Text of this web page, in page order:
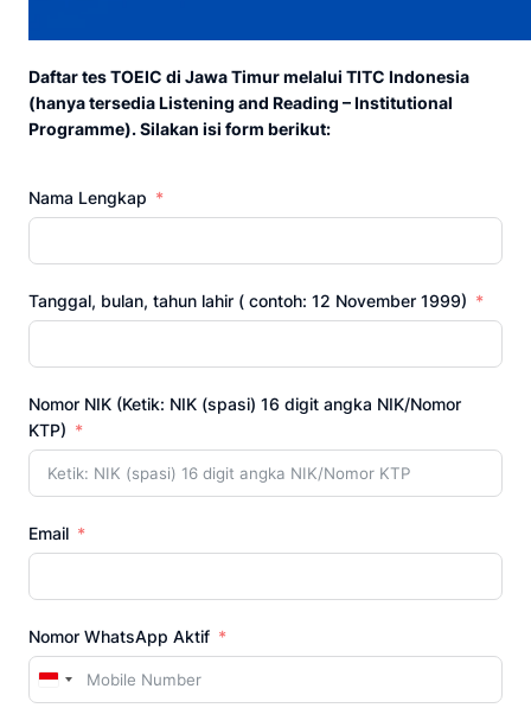
Daftar tes TOEIC di Jawa Timur melalui TITC Indonesia
(hanya tersedia Listening and Reading – Institutional
Programme). Silakan isi form berikut:
Nama Lengkap
Tanggal, bulan, tahun lahir ( contoh: 12 November 1999)
Nomor NIK (Ketik: NIK (spasi) 16 digit angka NIK/Nomor
KTP)
Email
Nomor WhatsApp Aktif
Indonesia